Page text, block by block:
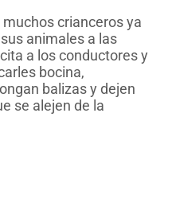
crianceros ya
animales a las
a los conductores y
bocina,
balizas y dejen
se alejen de la